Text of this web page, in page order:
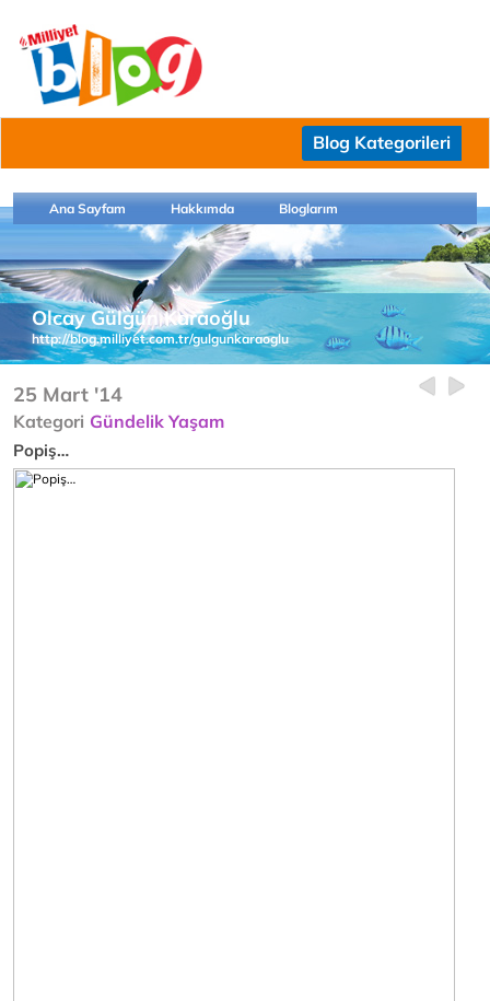
Blog Kategorileri
Ana Sayfam Hakkımda Bloglarım
Olcay Gülgün Karaoğlu
http://blog.milliyet.com.tr/gulgunkaraoglu
25 Mart '14
Kategori Gündelik Yaşam
Popiş…